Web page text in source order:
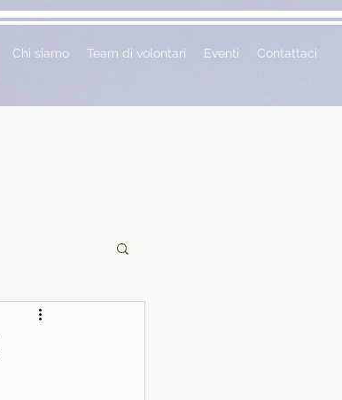
Chi siamo Team di volontari Eventi Contattaci